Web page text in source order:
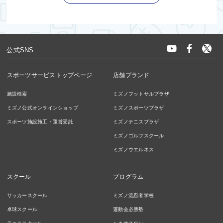
公式SNS
スポーツサービストップページ
施設検索
ミズノ公式オンラインショップ
スポーツ施設施工・運営受託
店舗ブランド
ミズノフットサルプラザ
ミズノスポーツプラザ
ミズノテニスプラザ
ミズノゴルフスクール
ミズノウエルネス
スクール
サッカースクール
卓球スクール
プログラム
ミズノ流忍者学校
運動会必勝塾